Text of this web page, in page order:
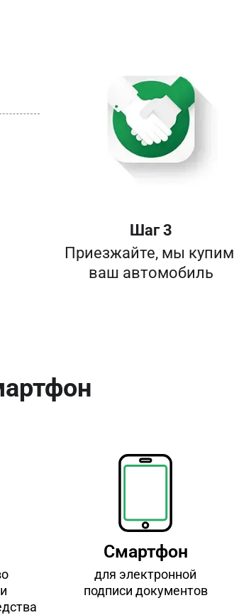
Шаг 3
Приезжайте, мы купим
ваш автомобиль
Смартфон
для электронной
подписи документов